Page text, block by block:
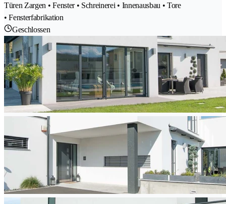
Türen Zargen • Fenster • Schreinerei • Innenausbau • Tore
• Fensterfabrikation
Geschlossen